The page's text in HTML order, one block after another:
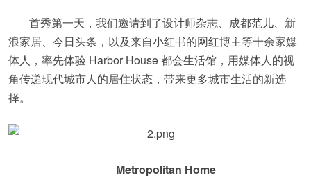
首秀第一天，我们邀请到了设计师杂志、成都范儿、新
浪家居、今日头条，以及来自小红书的网红博主等十余家媒
体人，率先体验 Harbor House 都会生活馆，用媒体人的视
角传递现代城市人的居住状态，带来更多城市生活的新选
择。
Metropolitan Home